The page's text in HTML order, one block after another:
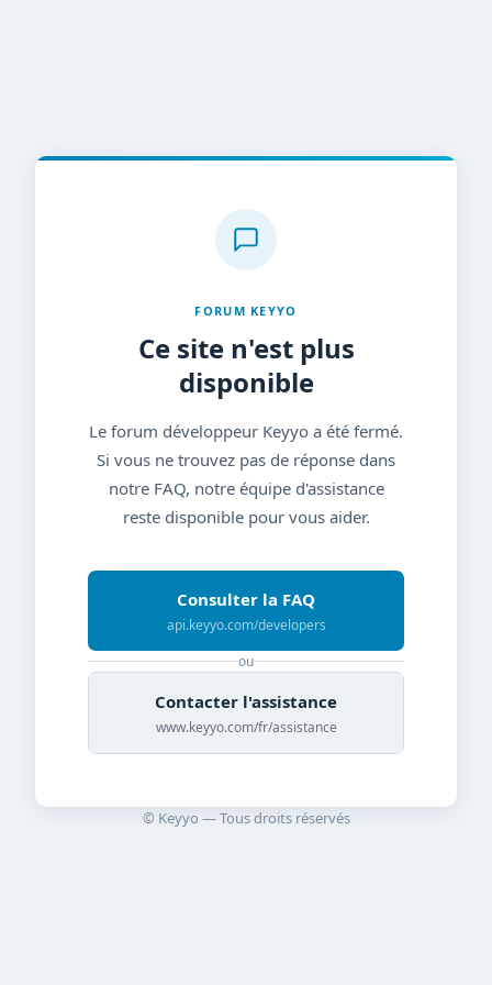
FORUM KEYYO
Ce site n'est plus
disponible
Le forum développeur Keyyo a été fermé.
Si vous ne trouvez pas de réponse dans
notre FAQ, notre équipe d'assistance
reste disponible pour vous aider.
Consulter la FAQ
api.keyyo.com/developers
ou
Contacter l'assistance
www.keyyo.com/fr/assistance
© Keyyo — Tous droits réservés